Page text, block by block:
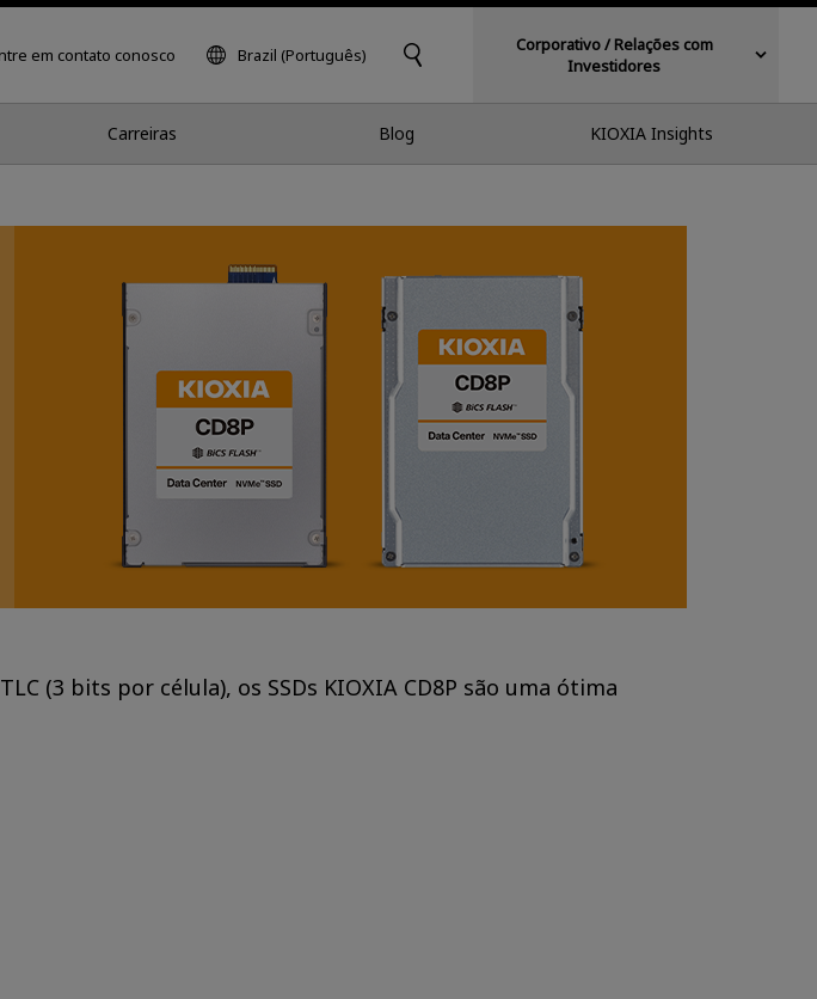
em contato conosco Brazil (Português)
Corporativo / Relações com
Investidores
Carreiras Blog KIOXIA Insights
(3 bits por célula), os SSDs KIOXIA CD8P são uma ótima